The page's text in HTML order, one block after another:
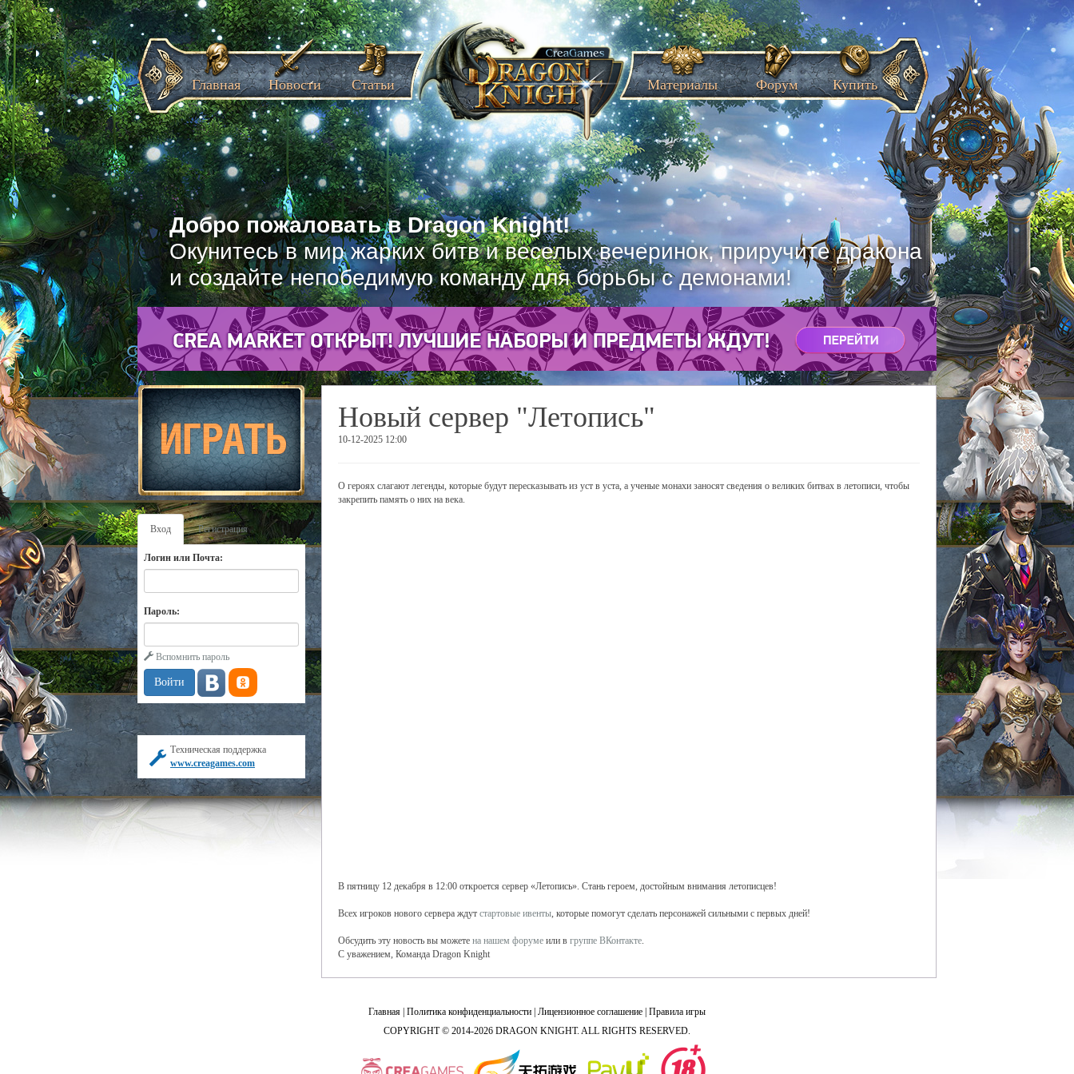
Добро пожаловать в Dragon Knight!
Окунитесь в мир жарких битв и веселых вечеринок, приручите дракона
и создайте непобедимую команду для борьбы с демонами!
Главная Новости Статьи Материалы Форум Купить
Вход Регистрация
Логин или Почта:
Пароль:
Вспомнить пароль
Техническая поддержка
www.creagames.com
Новый сервер "Летопись"
10-12-2025 12:00
О героях слагают легенды, которые будут пересказывать из уст в уста, а ученые монахи заносят сведения о великих битвах в летописи, чтобы
закрепить память о них на века.
В пятницу 12 декабря в 12:00 откроется сервер «Летопись». Стань героем, достойным внимания летописцев!
Всех игроков нового сервера ждут стартовые ивенты, которые помогут сделать персонажей сильными с первых дней!
Обсудить эту новость вы можете на нашем форуме или в группе ВКонтакте.
С уважением, Команда Dragon Knight
Главная Политика конфиденциальности Лицензионное соглашение Правила игры
COPYRIGHT © 2014-2026 DRAGON KNIGHT. ALL RIGHTS RESERVED.